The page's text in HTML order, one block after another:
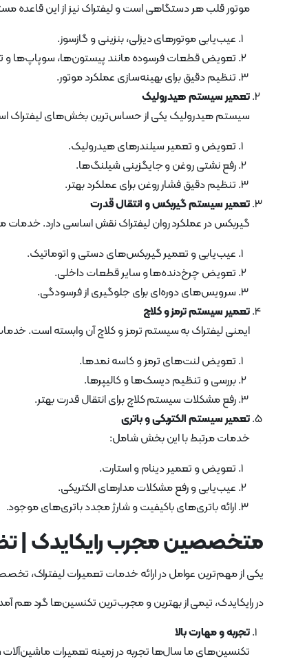
موتور قلب هر دستگاهی است و لیفتراک نیز از این
عیب‌یابی موتورهای دیزلی، بنزینی و گازسوز.
تعویض قطعات فرسوده مانند پیستون‌ها، سوپاپ‌ها و
تنظیم دقیق برای بهینه‌سازی عملکرد موتور.
تعمیر سیستم هیدرولیک
سیستم هیدرولیک یکی از حساس‌ترین بخش‌های لیفتراک
تعویض و تعمیر سیلندرهای هیدرولیک.
رفع نشتی روغن و جایگزینی شیلنگ‌ها.
تنظیم دقیق فشار روغن برای عملکرد بهتر.
تعمیر سیستم گیربکس و انتقال قدرت
گیربکس در عملکرد روان لیفتراک نقش اساسی دارد. خدمات
عیب‌یابی و تعمیر گیربکس‌های دستی و اتوماتیک.
تعویض چرخ‌دنده‌ها و سایر قطعات داخلی.
سرویس‌های دوره‌ای برای جلوگیری از فرسودگی.
تعمیر سیستم ترمز و کلاچ
ایمنی لیفتراک به سیستم ترمز و کلاچ آن وابسته است.
تعویض لنت‌های ترمز و کاسه نمدها.
بررسی و تنظیم دیسک‌ها و کالیپرها.
رفع مشکلات سیستم کلاچ برای انتقال قدرت بهتر.
تعمیر سیستم الکتریکی و باتری
خدمات مرتبط با این بخش شامل:
تعویض و تعمیر دینام و استارت.
عیب‌یابی و رفع مشکلات مدارهای الکتریکی.
ارائه باتری‌های باکیفیت و شارژ مجدد باتری‌های موجود.
متخصصین مجرب رایکایدک |
یکی از مهم‌ترین عوامل در ارائه خدمات تعمیرات لیفتراک،
در رایکایدک، تیمی از بهترین و مجرب‌ترین تکنسین‌ها گرد هم
تجربه و مهارت بالا
تکنسین‌های ما سال‌ها تجربه در زمینه تعمیرات ماشین‌آلات